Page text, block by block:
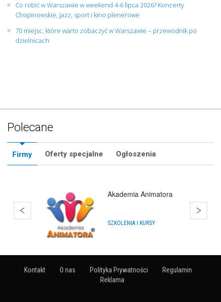
Co robić w Warszawie w weekend 4-6 lipca 2026? Koncerty
Chopinowskie, jazz, sport i kino plenerowe
70 miejsc, które warto zobaczyć w Warszawie – przewodnik po
dzielnicach
Polecane
Firmy Oferty specjalne Ogłoszenia
Akademia Animatora
SZKOLENIA I KURSY
Kontakt O nas Polityka Prywatności
Regulamin
Reklama